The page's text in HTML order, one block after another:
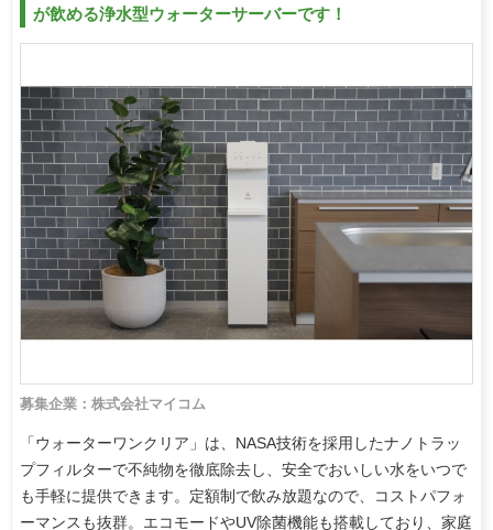
が飲める浄水型ウォーターサーバーです！
募集企業：株式会社マイコム
「ウォーターワンクリア」は、NASA技術を採用したナノトラッ
プフィルターで不純物を徹底除去し、安全でおいしい水をいつで
も手軽に提供できます。定額制で飲み放題なので、コストパフォ
ーマンスも抜群。エコモードやUV除菌機能も搭載しており、家庭